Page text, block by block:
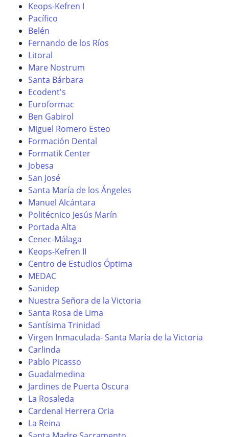
Keops-Kefren I
Pacífico
Belén
Fernando de los Ríos
Litoral
Mare Nostrum
Santa Bárbara
Ecodent's
Euroformac
Ben Gabirol
Miguel Romero Esteo
Formación Dental
Formatik Center
Jobesa
San José
Santa María de los Ángeles
Manuel Alcántara
Politécnico Jesús Marín
Portada Alta
Cenec-Málaga
Keops-Kefren II
Centro de Estudios Óptima
MEDAC
Sanidep
Nuestra Señora de la Victoria
Santa Rosa de Lima
Santísima Trinidad
Virgen Inmaculada- Santa María de la Victoria
Carlinda
Pablo Picasso
Guadalmedina
Jardines de Puerta Oscura
La Rosaleda
Cardenal Herrera Oria
La Reina